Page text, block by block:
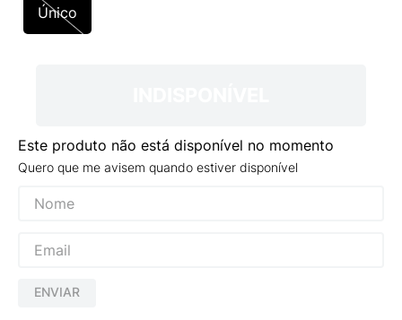
Único
Este produto não está disponível no momento
Quero que me avisem quando estiver disponível
ENVIAR
º
VANS TÊNIS VANS ULTRARANGE
10º NEW BALANCE 204L